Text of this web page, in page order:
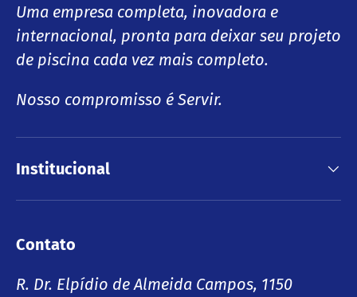
Uma empresa completa, inovadora e
internacional, pronta para deixar seu projeto
de piscina cada vez mais completo.
Nosso compromisso é Servir.
Institucional
Contato
R. Dr. Elpídio de Almeida Campos, 1150